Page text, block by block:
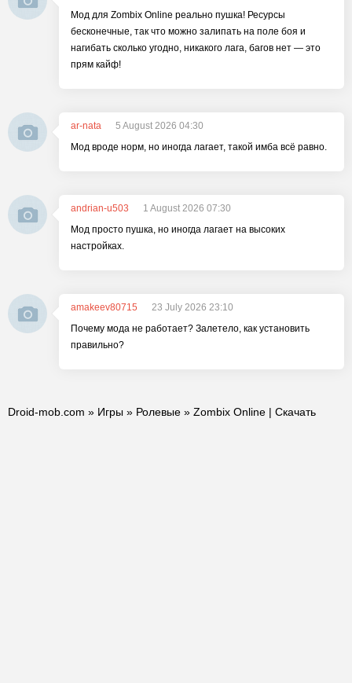
Мод для Zombix Online реально пушка! Ресурсы
бесконечные, так что можно залипать на поле боя и
нагибать сколько угодно, никакого лага, багов нет — это
прям кайф!
ar-nata
5 August 2026 04:30
Мод вроде норм, но иногда лагает, такой имба всё равно.
andrian-u503
1 August 2026 07:30
Мод просто пушка, но иногда лагает на высоких
настройках.
amakeev80715
23 July 2026 23:10
Почему мода не работает? Залетело, как установить
правильно?
Droid-mob.com » Игры » Ролевые » Zombix Online | Скачать